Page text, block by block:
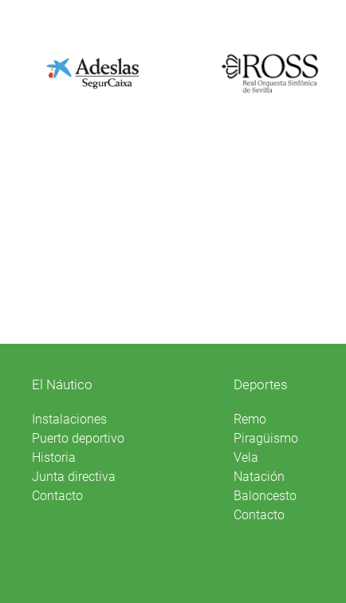
El Náutico
Instalaciones
Puerto deportivo
Historia
Junta directiva
Contacto
Deportes
Remo
Piragüismo
Vela
Natación
Baloncesto
Contacto